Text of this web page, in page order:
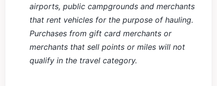
airports, public campgrounds and merchants
that rent vehicles for the purpose of hauling.
Purchases from gift card merchants or
merchants that sell points or miles will not
qualify in the travel category.